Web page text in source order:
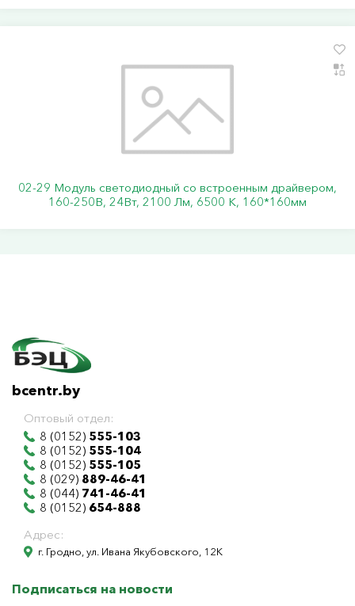
02-29 Модуль светодиодный со встроенным драйвером,
160-250В, 24Вт, 2100 Лм, 6500 К, 160*160мм
bcentr.by
Оптовый отдел:
8 (0152) 555-103
8 (0152) 555-104
8 (0152) 555-105
8 (029) 889-46-41
8 (044) 741-46-41
8 (0152) 654-888
Адрес:
г. Гродно, ул. Ивана Якубовского, 12К
Подписаться на новости